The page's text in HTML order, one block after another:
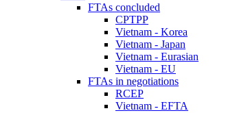
FTAs concluded
CPTPP
Vietnam - Korea
Vietnam - Japan
Vietnam - Eurasian
Vietnam - EU
FTAs in negotiations
RCEP
Vietnam - EFTA